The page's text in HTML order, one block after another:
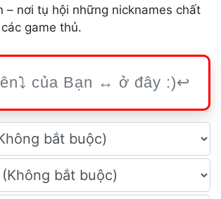
– nơi tụ hội những nicknames chất
game thủ.